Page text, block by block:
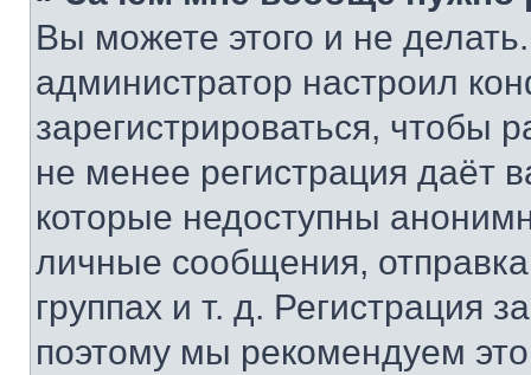
Вы можете этого и не
администратор настроил
зарегистрироваться, чтобы
не менее регистрация даёт
которые недоступны
личные сообщения,
группах и т. д. Регистрация
поэтому мы рекомендуем